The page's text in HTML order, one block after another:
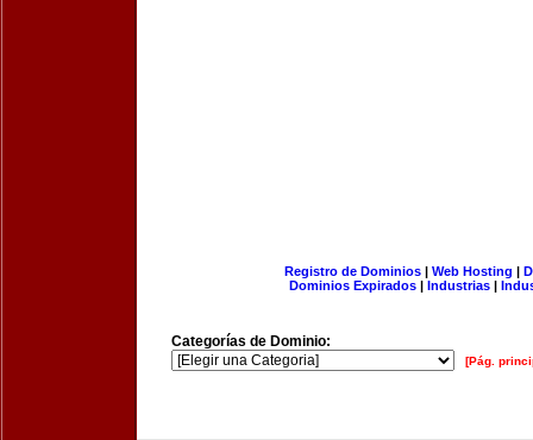
Registro de Dominios| Web Hosting |
Dominios Expirados | Industrias |
Categorías de Dominio:
[Pág.